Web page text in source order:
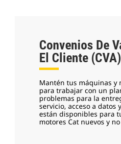
Convenios De
El Cliente (CVA)
Mantén tus máquinas y
para trabajar con un
problemas para la
servicio, acceso a datos
están disponibles para
motores Cat nuevos y